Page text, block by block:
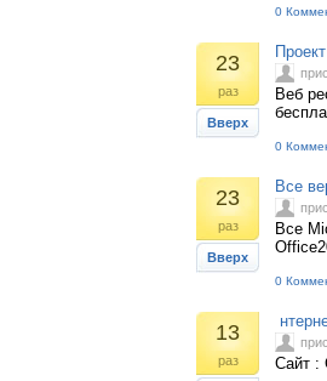
0
23
раз
Вверх
Веб
0
23
раз
Вверх
Все
Все
0
13
раз Сайт :